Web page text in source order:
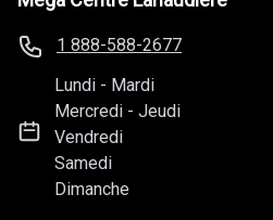
1 888-588-2677
Lundi - Mardi
Mercredi -Jeudi
Vendredi
Samedi
Dimanche